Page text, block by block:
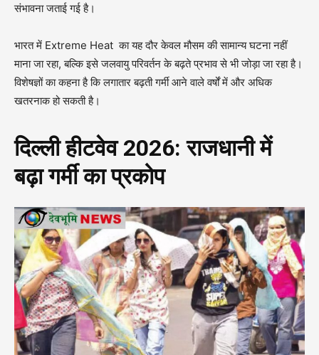
संभावना जताई गई है।
भारत में Extreme Heat का यह दौर केवल मौसम की सामान्य घटना नहीं
माना जा रहा, बल्कि इसे जलवायु परिवर्तन के बढ़ते प्रभाव से भी जोड़ा जा रहा है।
विशेषज्ञों का कहना है कि लगातार बढ़ती गर्मी आने वाले वर्षों में और अधिक
खतरनाक हो सकती है।
दिल्ली हीटवेव 2026: राजधानी में
बढ़ा गर्मी का प्रकोप